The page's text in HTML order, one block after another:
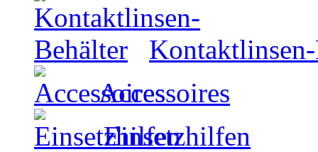
Accessoires
Einsetzhilfen